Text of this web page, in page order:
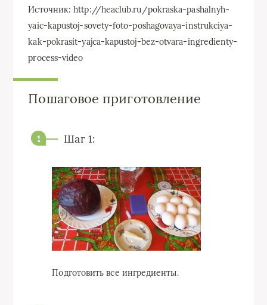
Источник: http://heaclub.ru/pokraska-pashalnyh-
yaic-kapustoj-sovety-foto-poshagovaya-instrukciya-
kak-pokrasit-yajca-kapustoj-bez-otvara-ingredienty-
process-video
Пошаговое приготовление
Шаг 1:
Подготовить все ингредиенты.